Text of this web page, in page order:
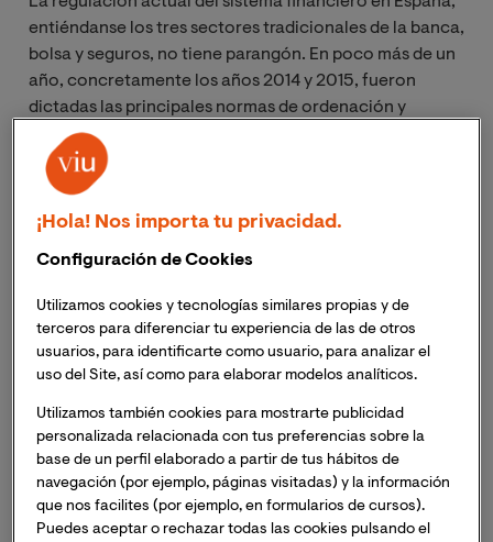
entiéndanse los tres sectores tradicionales de la banca,
bolsa y seguros, no tiene parangón. En poco más de un
año, concretamente los años 2014 y 2015, fueron
dictadas las principales normas de ordenación y
supervisión de los tres sectores mencionados. En
particular, la Ley 20/2015, de 14 de julio, de
ordenación, supervisión y solvencia de las entidades
aseguradoras y reaseguradoras; la Ley 10/2014, de 26
entidades de crédito y el Real Decreto Legislativo
texto refundido de la Ley del Mercado de Valores.
Desde el punto de vista societario, la nueva normativa
miembros que forman parte del órgano de
administración, así como de las personas que ejerzan
en el seno de la entidad funciones de alta dirección
bajo la dependencia directa del órgano de
administración, de comisiones ejecutivas, de
¡Hola! Nos importa tu privacidad.
Configuración de Cookies
Utilizamos cookies y tecnologías similares propias y de
terceros para diferenciar tu experiencia de las de otros
usuarios, para identificarte como usuario, para analizar el
uso del Site, así como para elaborar modelos analíticos.
Utilizamos también cookies para mostrarte publicidad
personalizada relacionada con tus preferencias sobre la
base de un perfil elaborado a partir de tus hábitos de
navegación (por ejemplo, páginas visitadas) y la información
que nos facilites (por ejemplo, en formularios de cursos).
Puedes aceptar o rechazar todas las cookies pulsando el